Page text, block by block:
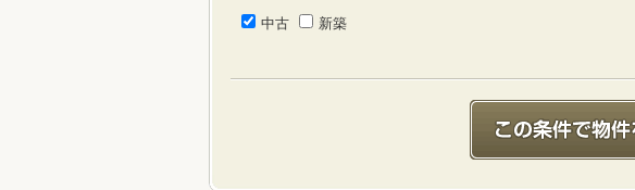
中古
新築